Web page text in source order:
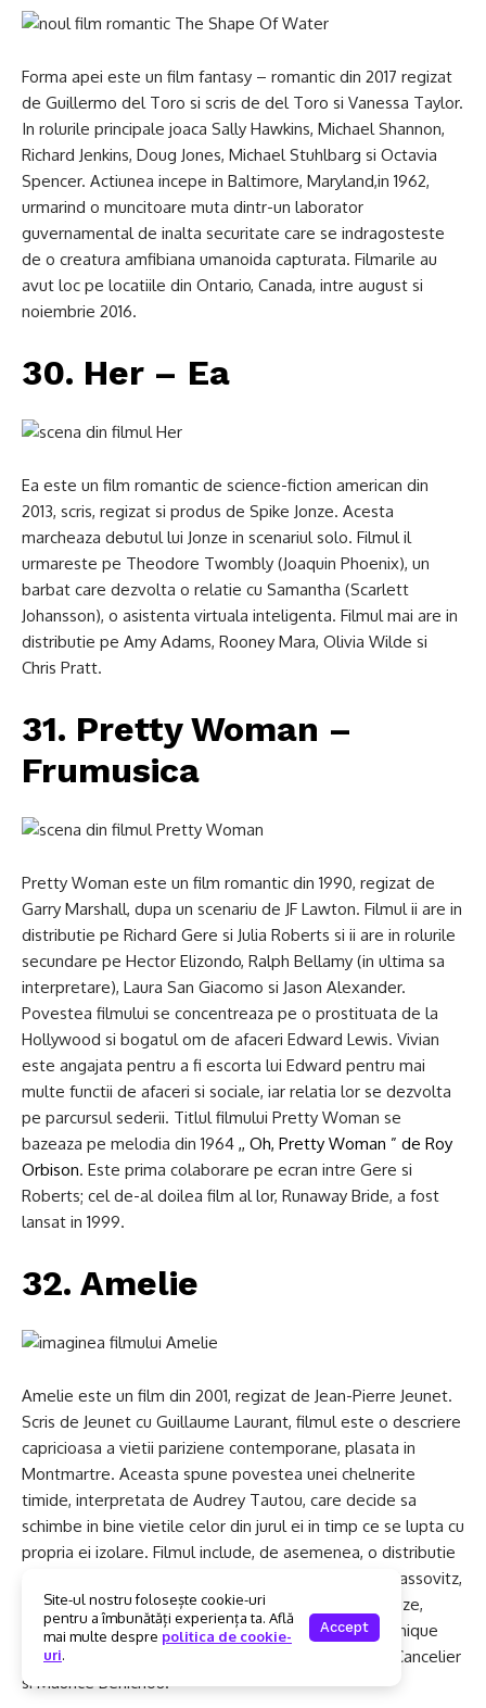
Forma apei este un film fantasy – romantic din 2017 regizat
de Guillermo del Toro si scris de del Toro si Vanessa Taylor.
In rolurile principale joaca Sally Hawkins, Michael Shannon,
Richard Jenkins, Doug Jones, Michael Stuhlbarg si Octavia
Spencer. Actiunea incepe in Baltimore, Maryland,in 1962,
urmarind o muncitoare muta dintr-un laborator
guvernamental de inalta securitate care se indragosteste
de o creatura amfibiana umanoida capturata. Filmarile au
avut loc pe locatiile din Ontario, Canada, intre august si
noiembrie 2016.
30. Her – Ea
Ea este un film romantic de science-fiction american din
2013, scris, regizat si produs de Spike Jonze. Acesta
marcheaza debutul lui Jonze in scenariul solo. Filmul il
urmareste pe Theodore Twombly (Joaquin Phoenix), un
barbat care dezvolta o relatie cu Samantha (Scarlett
Johansson), o asistenta virtuala inteligenta. Filmul mai are in
distributie pe Amy Adams, Rooney Mara, Olivia Wilde si
Chris Pratt.
31. Pretty Woman –
Frumusica
Pretty Woman este un film romantic din 1990, regizat de
Garry Marshall, dupa un scenariu de JF Lawton. Filmul ii are in
distributie pe Richard Gere si Julia Roberts si ii are in rolurile
secundare pe Hector Elizondo, Ralph Bellamy (in ultima sa
interpretare), Laura San Giacomo si Jason Alexander.
Povestea filmului se concentreaza pe o prostituata de la
Hollywood si bogatul om de afaceri Edward Lewis. Vivian
este angajata pentru a fi escorta lui Edward pentru mai
multe functii de afaceri si sociale, iar relatia lor se dezvolta
pe parcursul sederii. Titlul filmului Pretty Woman se
bazeaza pe melodia din 1964 ,, Oh, Pretty Woman ” de Roy
Orbison. Este prima colaborare pe ecran intre Gere si
Roberts; cel de-al doilea film al lor, Runaway Bride, a fost
lansat in 1999.
32. Amelie
Amelie este un film din 2001, regizat de Jean-Pierre Jeunet.
Scris de Jeunet cu Guillaume Laurant, filmul este o descriere
capricioasa a vietii pariziene contemporane, plasata in
Montmartre. Aceasta spune povestea unei chelnerite
timide, interpretata de Audrey Tautou, care decide sa
schimbe in bine vietile celor din jurul ei in timp ce se lupta cu
propria ei izolare. Filmul include, de asemenea, o distributie
de ansamblu de roluri secundare, inclusiv Mathieu Kassovitz,
Rufus, Lorella Cravotta, Serge Merlin, Jamel Debbouze,
Claire Maurier, Clotilde Mollet, Isabelle Nanty, Dominique
Pinon, Artus de Penguern, Yolande Moreau, Urbain Cancelier
si Maurice Benichou.
Site-ul nostru folosește cookie-uri
pentru a îmbunătăți experiența ta. Află
mai multe despre politica de cookie-
uri.
Accept